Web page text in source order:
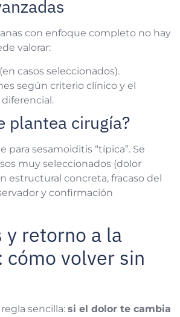
con enfoque completo no hay
valorar:
(en casos seleccionados).
según criterio clínico y el
plantea cirugía?
para sesamoiditis “típica”. Se
muy seleccionados (dolor
estructural concreta, fracaso del
y confirmación
y retorno a la
cómo volver sin
sencilla: si el dolor te cambia